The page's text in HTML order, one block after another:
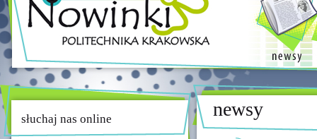
słuchaj nas online newsy